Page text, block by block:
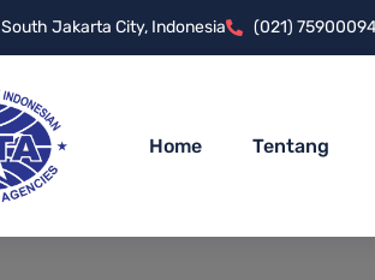
South Jakarta City, Indonesia (021)
Home Tentang